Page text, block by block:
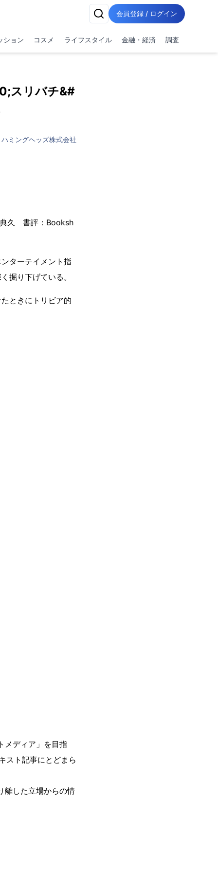
会員登録 / ログイン
ション コスメ ライフスタイル 金融・経済 調査
スリバチ&#
ハミングヘッズ株式会社
久 書評：Booksh
ターテイメント指
掘り下げている。
ときにトリビア的
メディア」を目指
スト記事にとどまら
離した立場からの情